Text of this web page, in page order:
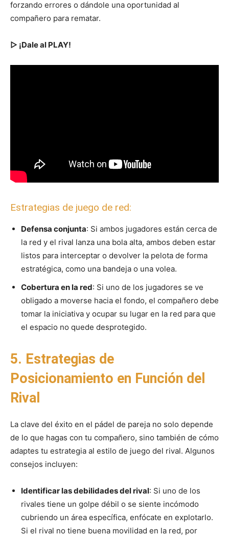
forzando errores o dándole una oportunidad al
compañero para rematar.
▷ ¡Dale al PLAY!
Estrategias de juego de red:
Defensa conjunta: Si ambos jugadores están cerca de
la red y el rival lanza una bola alta, ambos deben estar
listos para interceptar o devolver la pelota de forma
estratégica, como una bandeja o una volea.
Cobertura en la red: Si uno de los jugadores se ve
obligado a moverse hacia el fondo, el compañero debe
tomar la iniciativa y ocupar su lugar en la red para que
el espacio no quede desprotegido.
5. Estrategias de
Posicionamiento en Función del
Rival
La clave del éxito en el pádel de pareja no solo depende
de lo que hagas con tu compañero, sino también de cómo
adaptes tu estrategia al estilo de juego del rival. Algunos
consejos incluyen:
Identificar las debilidades del rival: Si uno de los
rivales tiene un golpe débil o se siente incómodo
cubriendo un área específica, enfócate en explotarlo.
Si el rival no tiene buena movilidad en la red, por